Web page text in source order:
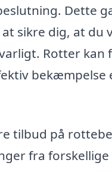
Dette
sikre dig, at
Rotter kan
tilbud på
fra